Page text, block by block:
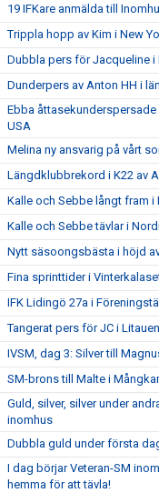
19 IFKare anmälda till
Trippla hopp av Kim i New
Dubbla pers för Jacqueline i
Dunderpers av Anton HH i
Ebba
USA
Melina ny ansvarig på vårt
Längdklubbrekord i K22 av
Kalle och Sebbe långt fram i
Kalle och Sebbe tävlar i
Nytt säsoongsbästa i höjd
Fina sprinttider i
IFK Lidingö 27a i
Tangerat pers för JC i Litauen
IVSM, dag 3: Silver till
SM-brons till Malte i
Guld, silver, silver under
inomhus
Dubbla guld under första
I dag börjar Veteran-SM
hemma för att tävla!